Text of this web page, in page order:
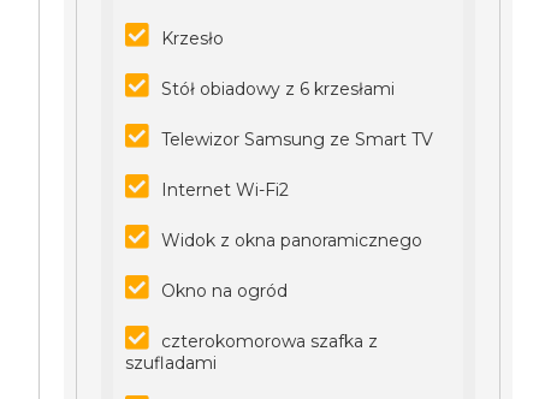
Krzesło
Stół obiadowy z 6 krzesłami
Telewizor Samsung ze Smart TV
Internet Wi-Fi2
Widok z okna panoramicznego
Okno na ogród
czterokomorowa szafka z
szufladami